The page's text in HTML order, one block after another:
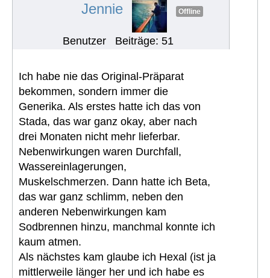
Jennie Offline
Benutzer Beiträge: 51
Ich habe nie das Original-Präparat
bekommen, sondern immer die
Generika. Als erstes hatte ich das von
Stada, das war ganz okay, aber nach
drei Monaten nicht mehr lieferbar.
Nebenwirkungen waren Durchfall,
Wassereinlagerungen,
Muskelschmerzen. Dann hatte ich Beta,
das war ganz schlimm, neben den
anderen Nebenwirkungen kam
Sodbrennen hinzu, manchmal konnte ich
kaum atmen.
Als nächstes kam glaube ich Hexal (ist ja
mittlerweile länger her und ich habe es